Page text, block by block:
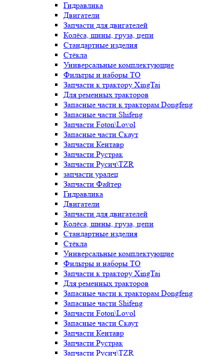
Гидравлика
Двигатели
Запчасти для двигателей
Колёса, шины, груза, цепи
Стандартные изделия
Стёкла
Универсальные комплектующие
Фильтры и наборы ТО
Запчасти к трактору XingTai
Для ременных тракторов
Запасные части к тракторам Dongfeng
Запасные части Shifeng
Запчасти Foton\Lovol
Запасные части Скаут
Запчасти Кентавр
Запчасти Рустрак
Запчасти Русич\TZR
запчасти уралец
Запчасти Файтер
Гидравлика
Двигатели
Запчасти для двигателей
Колёса, шины, груза, цепи
Стандартные изделия
Стёкла
Универсальные комплектующие
Фильтры и наборы ТО
Запчасти к трактору XingTai
Для ременных тракторов
Запасные части к тракторам Dongfeng
Запасные части Shifeng
Запчасти Foton\Lovol
Запасные части Скаут
Запчасти Кентавр
Запчасти Рустрак
Запчасти Русич\TZR